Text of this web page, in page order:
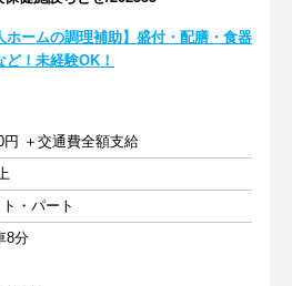
ホームの調理補助】盛付・配膳・食器
ど！未経験OK！
円 ＋交通費全額支給
・パート
8分